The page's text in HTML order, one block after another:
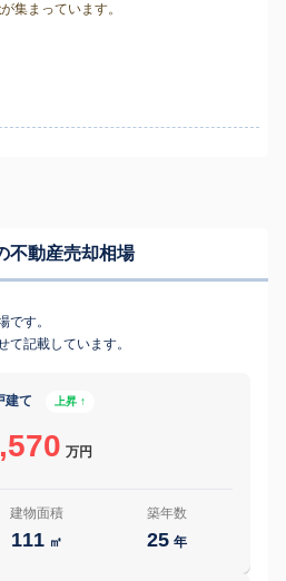
が集まっています。
不動産売却相場
です。
て記載しています。
建て 上昇 ↑
万円
建物面積
111 ㎡
築年数
25 年